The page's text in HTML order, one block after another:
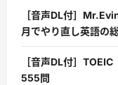
［音声DL付］
月でやり直し英語の
［音声DL付］
555問